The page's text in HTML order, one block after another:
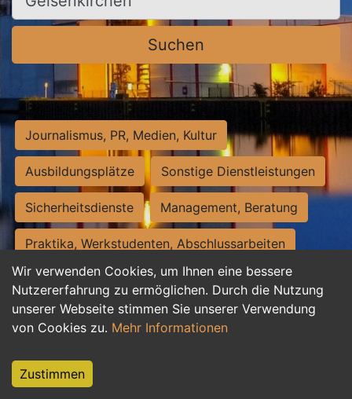
Wir verwenden Cookies, um Ihnen eine bessere
Nutzererfahrung zu ermöglichen. Durch die Nutzung
unserer Webseite stimmen Sie unserer Verwendung
von Cookies zu. Mehr Informationen
Zustimmen
Suchen
Journalismus, PR, Medien, Kultur
Ausbildungsplätze Sonstige Dienstleistungen
Sicherheitsdienste Management, Beratung
Praktika, Werkstudenten, Abschlussarbeiten
Personalwesen Assistenz, Sekretariat
Hilfskräfte, Aushilfs- und Nebenjobs
Weiterbildung, Studium, duale Ausbildung